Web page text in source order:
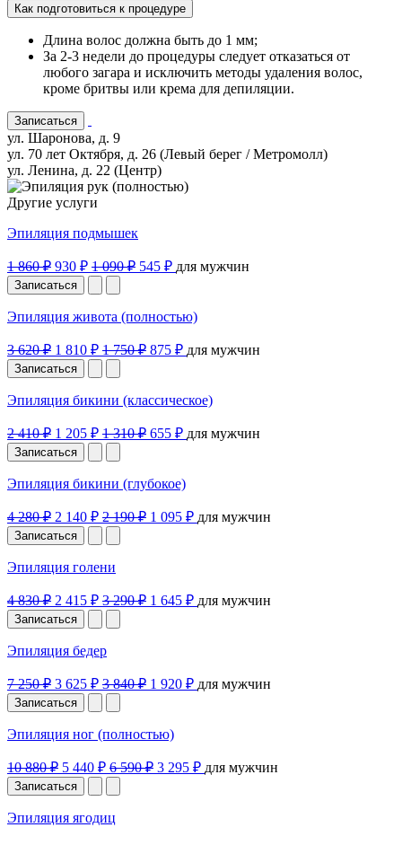
Как подготовиться к процедуре
Длина волос должна быть до 1 мм;
За 2-3 недели до процедуры следует отказаться от
любого загара и исключить методы удаления волос,
кроме бритвы или крема для депиляции.
Записаться
ул. Шаронова, д. 9
ул. 70 лет Октября, д. 26 (Левый берег / Метромолл)
ул. Ленина, д. 22 (Центр)
Другие услуги
Эпиляция подмышек
1 860 ₽ 930 ₽ 1 090 ₽ 545 ₽ для мужчин
Записаться
Эпиляция живота (полностью)
3 620 ₽ 1 810 ₽ 1 750 ₽ 875 ₽ для мужчин
Записаться
Эпиляция бикини (классическое)
2 410 ₽ 1 205 ₽ 1 310 ₽ 655 ₽ для мужчин
Записаться
Эпиляция бикини (глубокое)
4 280 ₽ 2 140 ₽ 2 190 ₽ 1 095 ₽ для мужчин
Записаться
Эпиляция голени
4 830 ₽ 2 415 ₽ 3 290 ₽ 1 645 ₽ для мужчин
Записаться
Эпиляция бедер
7 250 ₽ 3 625 ₽ 3 840 ₽ 1 920 ₽ для мужчин
Записаться
Эпиляция ног (полностью)
10 880 ₽ 5 440 ₽ 6 590 ₽ 3 295 ₽ для мужчин
Записаться
Эпиляция ягодиц